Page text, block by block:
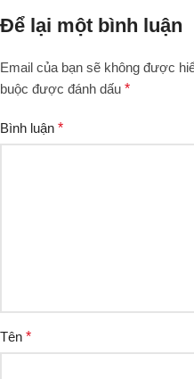
Để lại một bình luận
Email của bạn sẽ không được
buộc được đánh dấu *
Bình luận *
Tên *